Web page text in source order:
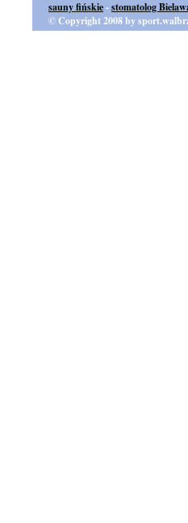
sauny fińskie-stomatolog
© Copyright 2008 by